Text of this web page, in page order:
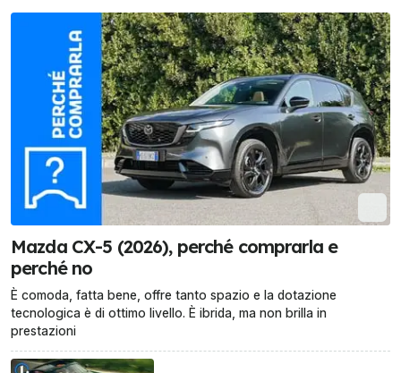
Mazda CX-5 (2026), perché comprarla e
perché no
È comoda, fatta bene, offre tanto spazio e la dotazione
tecnologica è di ottimo livello. È ibrida, ma non brilla in
prestazioni